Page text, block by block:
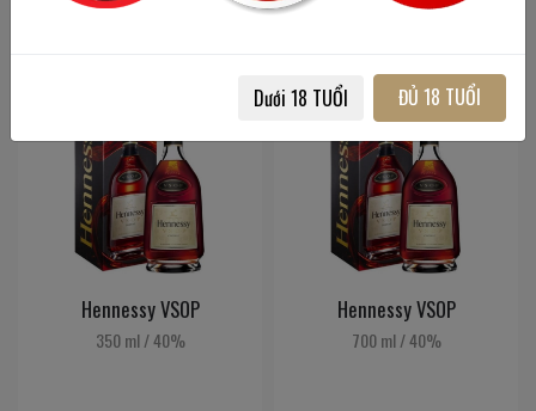
1,100,000đ 2,100,000đ
Hennessy VSOP
350 ml /40%
Hennessy VSOP
700 ml /40%
Dưới 18 TUỔI ĐỦ 18 TUỔI